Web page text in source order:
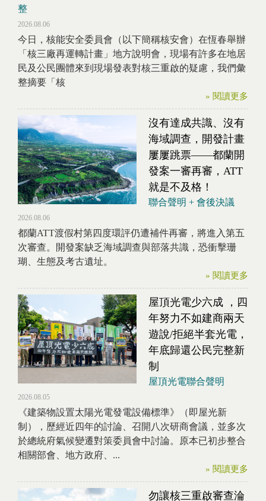
整
2026.08.06
今日，核能安全委員會（以下簡稱核安會）在恆春舉辦
「核三廠再運轉計畫」地方說明會，現場有許多在地居
民及公民團體來到現場發表對核三重啟的疑慮，我們彙
整摘要「核
» 閱讀更多
沒有達成共識、沒有
海域調查，開發計畫
屢屢跳票——都蘭開
發案一審再審，ATT
就是不及格！
聯合聲明 + 會後決議
2026.08.06
都蘭ATT渡假村第四度環評仍遭補件再審，將進入第五
次審查。開發案缺乏海域調查與部落共識，恐衝擊珊
瑚、生態及考古遺址。
» 閱讀更多
屋頂光電少六成 ，四
年努力不如建商兩天
遊說/拒絕半套光電，
年底歸還公民完整新
制
屋頂光電聯合聲明
2026.08.05
《建築物設置太陽光電發電設備標準》（即屋光新
制），歷經近四年的討論、召開八次研商會議，並多次
於總統府氣候變遷對策委員會中討論。原本已初步整合
相關部會、地方政府、...
» 閱讀更多
勿讓核三重啟審查淪